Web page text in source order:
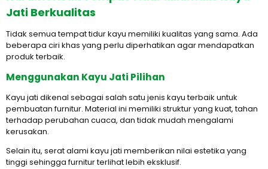
Jati Berkualitas
Tidak semua tempat tidur kayu memiliki kualitas yang sama. Ada
beberapa ciri khas yang perlu diperhatikan agar mendapatkan
produk terbaik.
Menggunakan Kayu Jati Pilihan
Kayu jati dikenal sebagai salah satu jenis kayu terbaik untuk
pembuatan furnitur. Material ini memiliki struktur yang kuat, tahan
terhadap perubahan cuaca, dan tidak mudah mengalami
kerusakan.
Selain itu, serat alami kayu jati memberikan nilai estetika yang
tinggi sehingga furnitur terlihat lebih eksklusif.